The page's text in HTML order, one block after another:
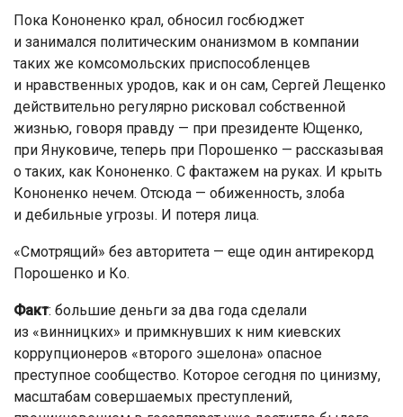
Пока Кононенко крал, обносил госбюджет
и занимался политическим онанизмом в компании
таких же комсомольских приспособленцев
и нравственных уродов, как и он сам, Сергей Лещенко
действительно регулярно рисковал собственной
жизнью, говоря правду — при президенте Ющенко,
при Януковиче, теперь при Порошенко — рассказывая
о таких, как Кононенко. С фактажем на руках. И крыть
Кононенко нечем. Отсюда — обиженность, злоба
и дебильные угрозы. И потеря лица.
«Смотрящий» без авторитета — еще один антирекорд
Порошенко и Ко.
Факт: большие деньги за два года сделали
из «винницких» и примкнувших к ним киевских
коррупционеров «второго эшелона» опасное
преступное сообщество. Которое сегодня по цинизму,
масштабам совершаемых преступлений,